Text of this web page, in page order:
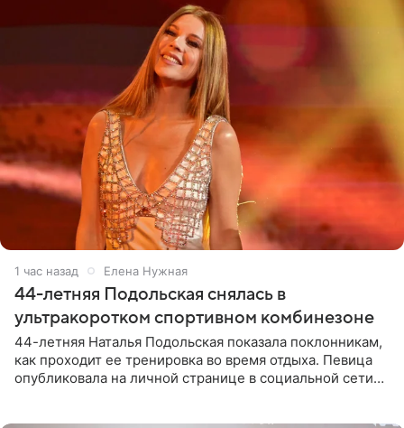
1 час назад Елена Нужная
44-летняя Подольская снялась в
ультракоротком спортивном комбинезоне
44-летняя Наталья Подольская показала поклонникам,
как проходит ее тренировка во время отдыха. Певица
опубликовала на личной странице в социальной сети